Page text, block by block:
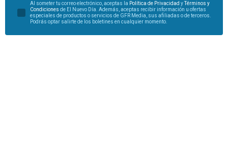
Al someter tu correo electrónico, aceptas la Política de Privacidad y
Términos y
Condiciones de El Nuevo Día. Además, aceptas recibir información u ofertas
especiales de productos o servicios de GFR Media, sus afiliadas o de terceros.
Podrás optar salirte de los boletines en cualquier momento.